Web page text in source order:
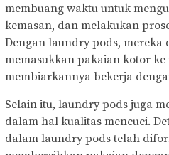
membuang waktu untuk
kemasan, dan melakukan
Dengan laundry pods, mereka
memasukkan pakaian kotor ke
membiarkannya bekerja
Selain itu, laundry pods juga
dalam hal kualitas mencuci.
dalam laundry pods telah